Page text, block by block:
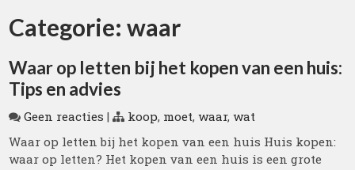
Categorie:waar
Waar op letten bij het kopen van een huis:
Tips en advies
Geen reacties | koop, moet,waar,wat
Waar op letten bij het kopen van een huis Huis kopen:
waar op letten? Het kopen van een huis is een grote